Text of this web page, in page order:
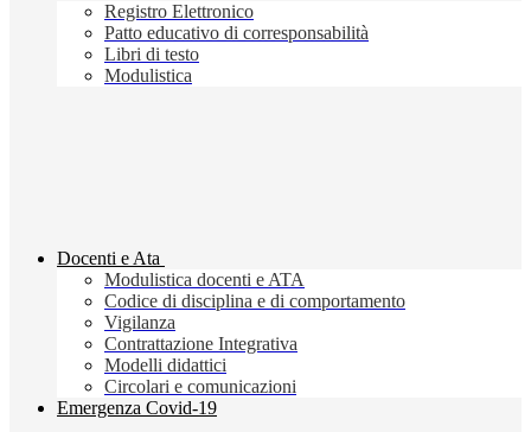
Registro Elettronico
Patto educativo di corresponsabilità
Libri di testo
Modulistica
Docenti e Ata
Modulistica docenti e ATA
Codice di disciplina e di comportamento
Vigilanza
Contrattazione Integrativa
Modelli didattici
Circolari e comunicazioni
Emergenza Covid-19